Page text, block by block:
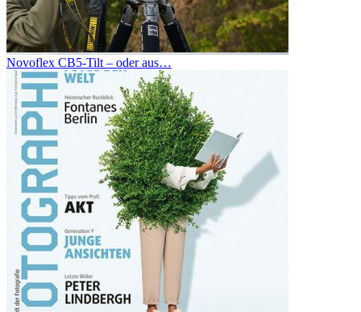
Novoflex CB5-Tilt – oder aus…